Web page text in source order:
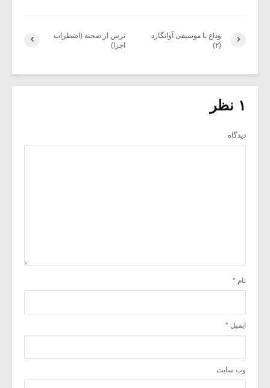
ترس از صحنه (اضطراب
اجرا)
وداع با موسیقی آوانگارد
(۲)
۱ نظر
دیدگاه
نام *
ایمیل *
وب‌ سایت